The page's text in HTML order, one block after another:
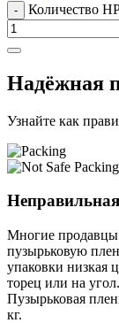
- Количество
Надёжная
Узнайте как
Многие продавцы
пузырьковую
упаковки низкая
торец или на угол.
Пузырьковая
кг.